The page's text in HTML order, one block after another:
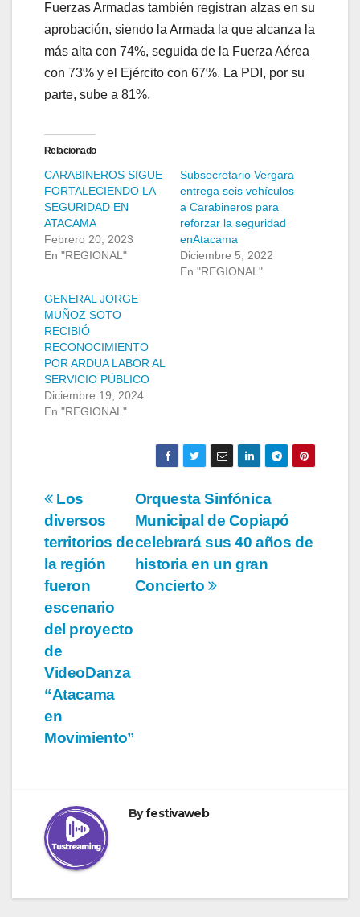
Fuerzas Armadas también registran alzas en su
aprobación, siendo la Armada la que alcanza la
más alta con 74%, seguida de la Fuerza Aérea
con 73% y el Ejército con 67%. La PDI, por su
parte, sube a 81%.
Relacionado
CARABINEROS SIGUE
FORTALECIENDO LA
SEGURIDAD EN
ATACAMA
Febrero 20, 2023
En "REGIONAL"
Subsecretario Vergara
entrega seis vehículos
a Carabineros para
reforzar la seguridad
enAtacama
Diciembre 5, 2022
En "REGIONAL"
GENERAL JORGE
MUÑOZ SOTO
RECIBIÓ
RECONOCIMIENTO
POR ARDUA LABOR AL
SERVICIO PÚBLICO
Diciembre 19, 2024
En "REGIONAL"
Navegación
de
entradas
Orquesta Sinfónica
Municipal de Copiapó
celebrará sus 40 años de
historia en un gran
Concierto
Los
diversos
territorios de
la región
fueron
escenario
del proyecto
de
VideoDanza
“Atacama
en
Movimiento”
Byfestivaweb